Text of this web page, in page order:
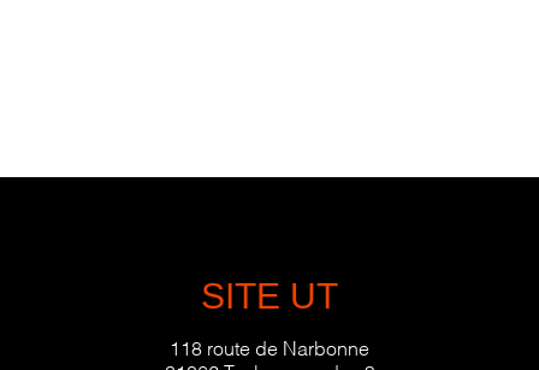
SITE UT
118 route de Narbonne